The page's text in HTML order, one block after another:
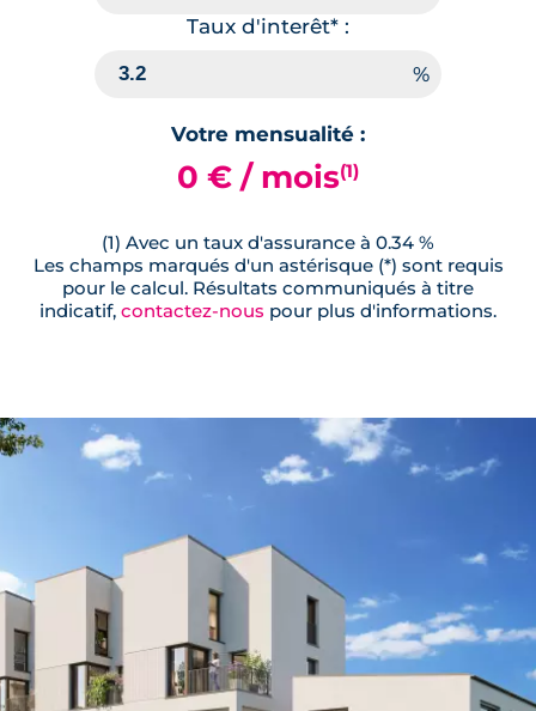
Taux d'interêt* :
Votre mensualité :
0 € / mois(1)
(1) Avec un taux d'assurance à 0.34 %
Les champs marqués d'un astérisque (*) sont requis
pour le calcul. Résultats communiqués à titre
indicatif, contactez-nous pour plus d'informations.